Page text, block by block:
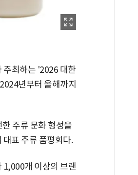
주최하는 '2026 대한
년부터 올해까지
주류 문화 형성을
표 주류 품평회다.
1,000개 이상의 브랜